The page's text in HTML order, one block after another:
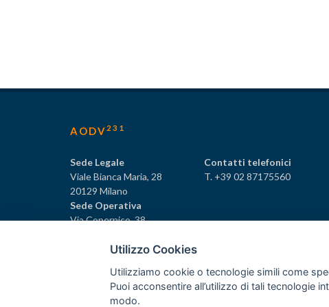
AODV 231
Sede Legale
Viale Bianca Maria, 28
20129 Milano
Sede Operativa
Via Copernico, 38
Contatti telefonici
T. +39 02 87175560
© Tutti i diritti riservati AODV
Utilizzo Cookies
Utilizziamo cookie o tecnologie simili come
Puoi acconsentire all’utilizzo di tali tecnologie
modo.